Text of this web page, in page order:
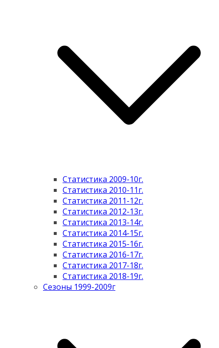
Статистика 2009-10г.
Статистика 2010-11г.
Статистика 2011-12г.
Статистика 2012-13г.
Статистика 2013-14г.
Статистика 2014-15г.
Статистика 2015-16г.
Статистика 2016-17г.
Статистика 2017-18г.
Статистика 2018-19г.
Сезоны 1999-2009г